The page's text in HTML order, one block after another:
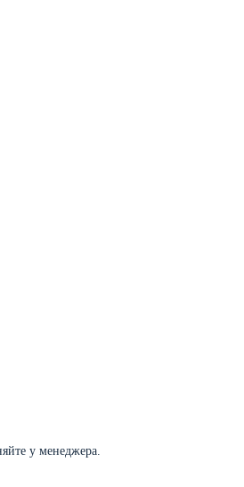
у менеджера.